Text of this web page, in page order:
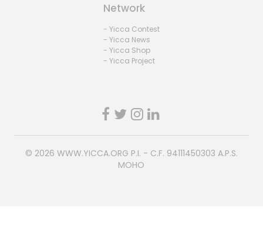
Network
- Yicca Contest
- Yicca News
- Yicca Shop
- Yicca Project
© 2026 WWW.YICCA.ORG P.I. - C.F. 94111450303 A.P.S.
MOHO